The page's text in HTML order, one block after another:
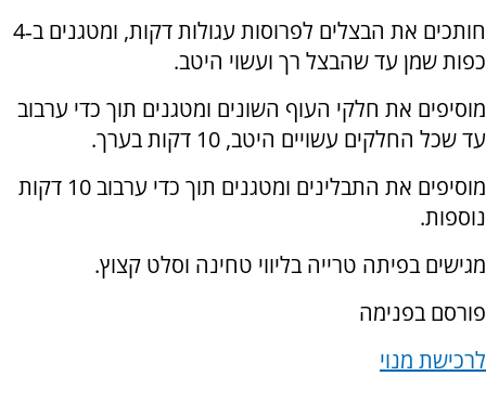
חותכים את הבצלים לפרוסות עגולות דקות, ומטגנים ב‑4
כפות שמן עד שהבצל רך ועשוי היטב.
מוסיפים את חלקי העוף השונים ומטגנים תוך כדי ערבוב
עד שכל החלקים עשויים היטב, 10 דקות בערך.
מוסיפים את התבלינים ומטגנים תוך כדי ערבוב 10 דקות
נוספות.
מגישים בפיתה טרייה בליווי טחינה וסלט קצוץ.
פורסם בפנימה
לרכישת מנוי